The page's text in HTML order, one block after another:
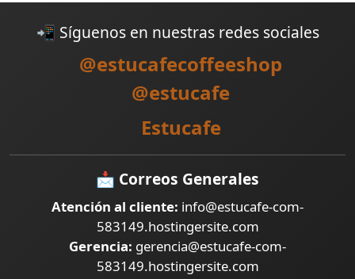
📲 Síguenos en nuestras redes sociales
@estucafecoffeeshop
@estucafe
Estucafe
📩 Correos Generales
Atención al cliente: info@estucafe-com-
583149.hostingersite.com
Gerencia: gerencia@estucafe-com-
583149.hostingersite.com